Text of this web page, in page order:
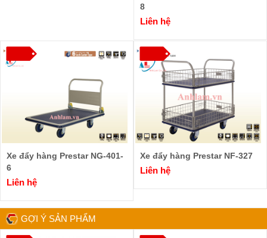
8
Liên hệ
Xe đẩy hàng Prestar NG-401-
6
Liên hệ
Xe đẩy hàng Prestar NF-327
Liên hệ
GỢI Ý SẢN PHẨM